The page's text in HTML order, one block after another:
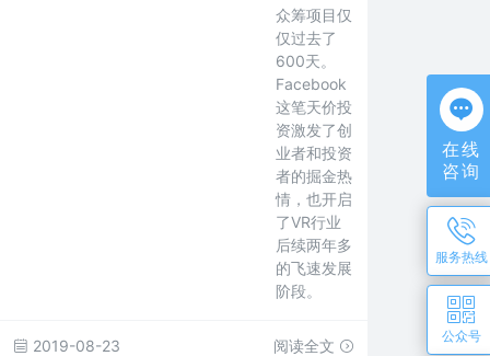
众筹项目仅
仅过去了
600天。
Facebook
这笔天价投
资激发了创
业者和投资
者的掘金热
情，也开启
了VR行业
后续两年多
的飞速发展
阶段。
2019-08-23 阅读全文
在线
咨询
服务热线
公众号